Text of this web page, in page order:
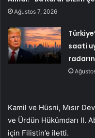
Ağustos 7, 2026
saati
Kamil ve Hüsni, Mısır
ve Ürdün Hükümdarı II.
için Filistin’e iletti.